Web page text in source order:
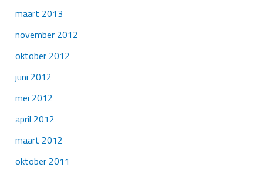
maart 2013
november 2012
oktober 2012
juni 2012
mei 2012
april 2012
maart 2012
oktober 2011